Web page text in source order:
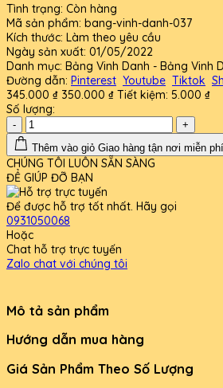
Tình trạng: Còn hàng
Mã sản phẩm: bang-vinh-danh-037
Kích thước: Làm theo yêu cầu
Ngày sản xuất: 01/05/2022
Danh mục: Bảng Vinh Danh - Bảng Vinh
Đường dẫn: Pinterest Youtube Tiktok
345.000 ₫ 350.000 ₫ Tiết kiệm: 5.000 ₫
Số lượng:
-
+
Thêm vào giỏ Giao hàng tận nơi miễn phí
CHÚNG TÔI LUÔN SẴN SÀNG
ĐỂ GIÚP ĐỠ BẠN
Để được hỗ trợ tốt nhất. Hãy gọi
0931050068
Hoặc
Chat hỗ trợ trực tuyến
Zalo chat với chúng tôi
Mô tả sản phẩm
Hướng dẫn mua hàng
Giá Sản Phẩm Theo Số Lượng